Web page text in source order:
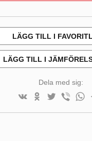
LÄGG TILL I
LÄGG TILL I
Dela med sig: